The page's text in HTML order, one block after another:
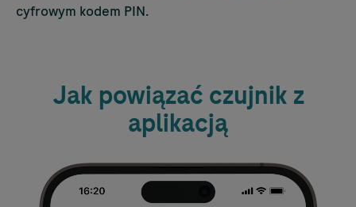
cyfrowym kodem PIN.
Jak powiązać czujnik z
aplikacją